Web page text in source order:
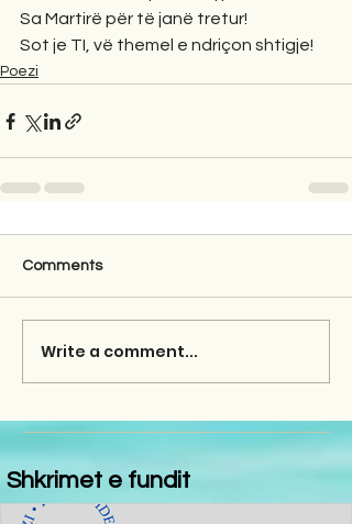
Sa Martirë për të janë tretur!
Sot je TI, vë themel e ndriçon shtigje!
Poezi
Comments
Write a comment...
Shkrimet e fundit